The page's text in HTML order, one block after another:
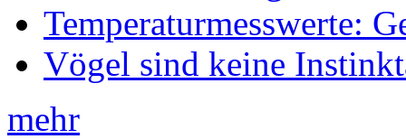
Temperaturmesswerte:
Vögel sind keine
mehr